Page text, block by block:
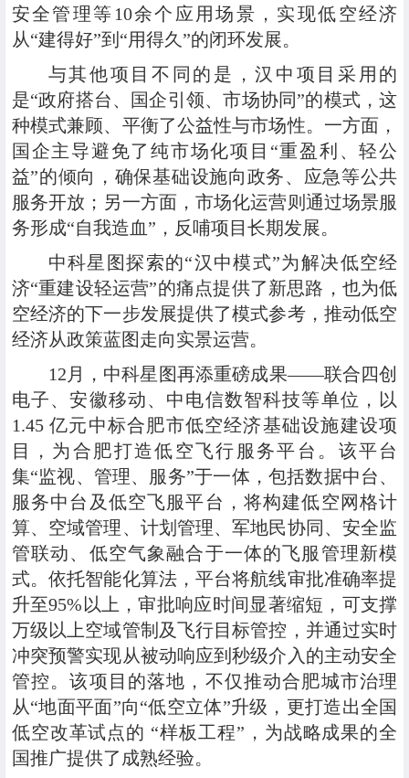
安全管理等10余个应用场景，实现低空经济
从“建得好”到“用得久”的闭环发展。
与其他项目不同的是，汉中项目采用的
是“政府搭台、国企引领、市场协同”的模式，这
种模式兼顾、平衡了公益性与市场性。一方面，
国企主导避免了纯市场化项目“重盈利、轻公
益”的倾向，确保基础设施向政务、应急等公共
服务开放；另一方面，市场化运营则通过场景服
务形成“自我造血”，反哺项目长期发展。
中科星图探索的“汉中模式”为解决低空经
济“重建设轻运营”的痛点提供了新思路，也为低
空经济的下一步发展提供了模式参考，推动低空
经济从政策蓝图走向实景运营。
12月，中科星图再添重磅成果——联合四创
电子、安徽移动、中电信数智科技等单位，以
1.45 亿元中标合肥市低空经济基础设施建设项
目，为合肥打造低空飞行服务平台。该平台
集“监视、管理、服务”于一体，包括数据中台、
服务中台及低空飞服平台，将构建低空网格计
算、空域管理、计划管理、军地民协同、安全监
管联动、低空气象融合于一体的飞服管理新模
式。依托智能化算法，平台将航线审批准确率提
升至95%以上，审批响应时间显著缩短，可支撑
万级以上空域管制及飞行目标管控，并通过实时
冲突预警实现从被动响应到秒级介入的主动安全
管控。该项目的落地，不仅推动合肥城市治理
从“地面平面”向“低空立体”升级，更打造出全国
低空改革试点的 “样板工程”，为战略成果的全
国推广提供了成熟经验。